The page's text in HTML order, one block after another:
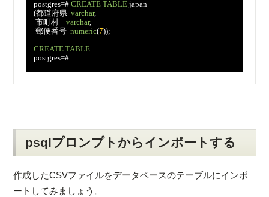
postgres=# CREATE TABLE japan
(都道府県 varchar,
市町村 varchar,
郵便番号 numeric(7));
CREATE TABLE
postgres=#
psqlプロンプトからインポートする
作成したCSVファイルをデータベースのテーブルにインポ
ートしてみましょう。